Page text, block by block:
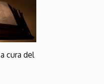
cura del